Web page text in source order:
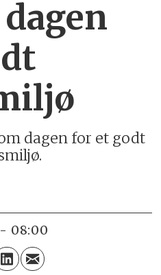
dagen for et godt
- 08:00